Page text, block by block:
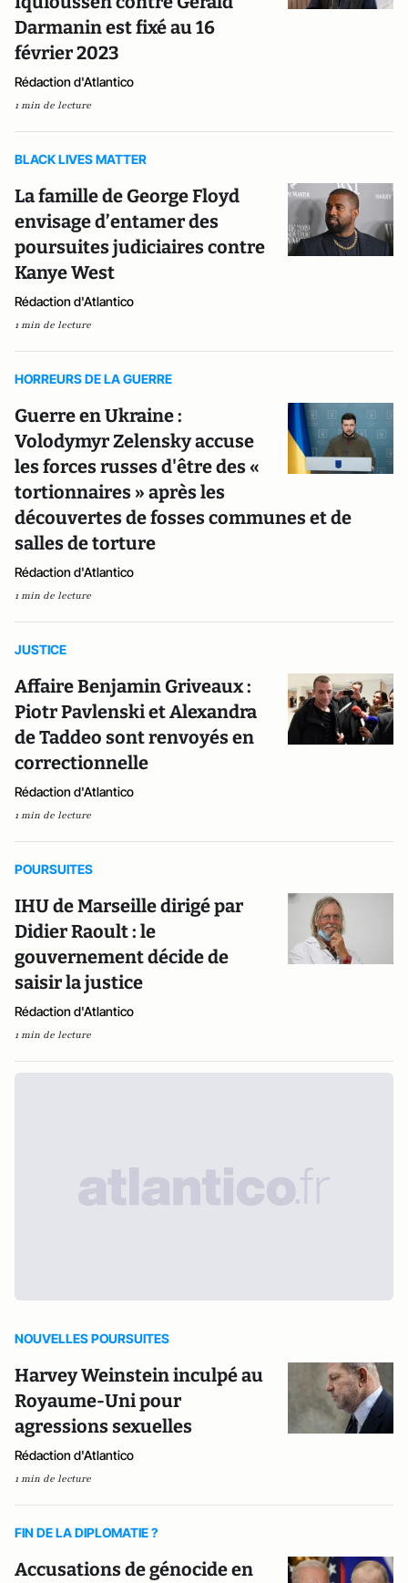
Darmanin est fixé au 16
février 2023
Rédaction d'Atlantico
1 min de lecture
BLACK LIVES MATTER
La famille de George Floyd
envisage d’entamer des
poursuites judiciaires contre
Kanye West
Rédaction d'Atlantico
1 min de lecture
HORREURS DE LA GUERRE
Guerre en Ukraine :
Volodymyr Zelensky accuse
les forces russes d'être des «
tortionnaires » après les
découvertes de fosses communes et de
salles de torture
Rédaction d'Atlantico
1 min de lecture
JUSTICE
Affaire Benjamin Griveaux :
Piotr Pavlenski et Alexandra
de Taddeo sont renvoyés en
correctionnelle
Rédaction d'Atlantico
1 min de lecture
POURSUITES
IHU de Marseille dirigé par
Didier Raoult : le
gouvernement décide de
saisir la justice
Rédaction d'Atlantico
1 min de lecture
NOUVELLES POURSUITES
Harvey Weinstein inculpé au
Royaume-Uni pour
agressions sexuelles
Rédaction d'Atlantico
1 min de lecture
FIN DE LA DIPLOMATIE ?
Accusations de génocide en